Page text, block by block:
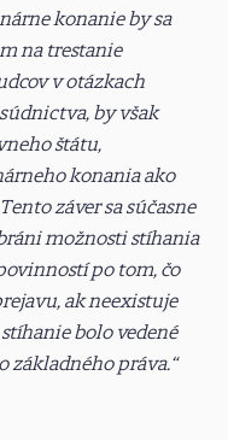
konanie by sa
na trestanie
v otázkach
by však
štátu,
konania ako
záver sa súčasne
možnosti stíhania
po tom, čo
ak neexistuje
bolo vedené
základného práva.“